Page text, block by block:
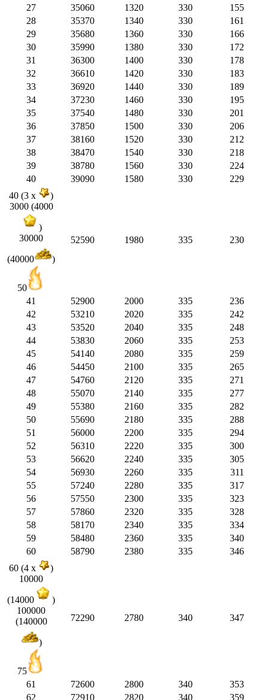
27
35060 1320 330
155
28
35370 1340 330
161
29
35680 1360 330
166
30
35990 1380 330
172
31
36300 1400 330
178
32
36610 1420 330
183
33
36920 1440 330
189
34
37230 1460 330
195
35
37540 1480 330
201
36
37850 1500 330
206
37
38160 1520 330
212
38
38470 1540 330
218
39
38780 1560 330
224
40
39090 1580 330
229
40 (3 x
)
3000 (4000
)
30000
(40000 )
50
52590 1980 335 230
41 52900 2000 335
236
42
53210 2020 335
242
43
53520 2040 335
248
44
53830 2060 335
253
45
54140 2080 335
259
46
54450 2100 335
265
47
54760 2120 335
271
48
55070 2140 335
277
49
55380 2160 335
282
50
55690 2180 335
288
51
56000 2200 335
294
52
56310 2220 335
300
53
56620 2240 335
305
54
56930 2260 335
311
55
57240 2280 335
317
56
57550 2300 335
323
57
57860 2320 335
328
58
58170 2340 335
334
59
58480 2360 335
340
60
58790 2380 335
346
60 (4 x
)
10000
(14000
)
100000
(140000
)
75
72290 2780 340 347
61 72600 2800 340
353
62
72910 2820 340 359